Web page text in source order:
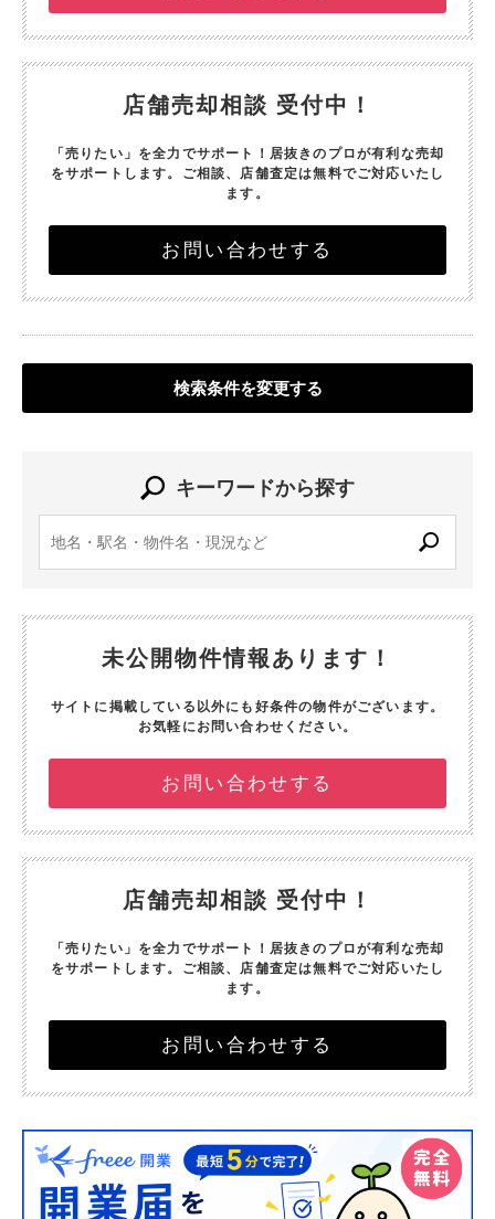
店舗売却相談 受付中！
「売りたい」を全力でサポート！ 居抜きのプロが有利な売却
をサポートします。 ご相談、店舗査定は無料でご対応いたし
ます。
お問い合わせする
検索条件を変更する
キーワードから探す
未公開物件情報あります！
サイトに掲載している以外にも好条件の物件がございます。
お気軽にお問い合わせください。
お問い合わせする
店舗売却相談 受付中！
「売りたい」を全力でサポート！ 居抜きのプロが有利な売却
をサポートします。 ご相談、店舗査定は無料でご対応いたし
ます。
お問い合わせする